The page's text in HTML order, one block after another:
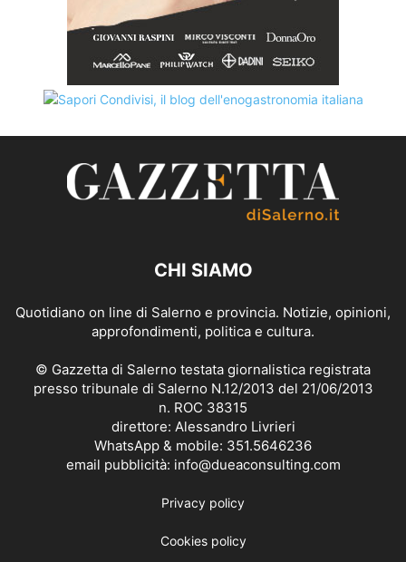
CHI SIAMO
Quotidiano on line di Salerno e provincia. Notizie, opinioni,
approfondimenti, politica e cultura.
© Gazzetta di Salerno testata giornalistica registrata
presso tribunale di Salerno N.12/2013 del 21/06/2013
n. ROC 38315
direttore: Alessandro Livrieri
WhatsApp & mobile: 351.5646236
email pubblicità: info@dueaconsulting.com
Privacy policy
Cookies policy